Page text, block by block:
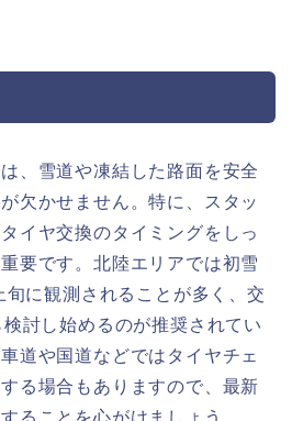
、雪道や凍結した路面を安全
欠かせません。特に、スタッ
イヤ交換のタイミングをしっ
要です。北陸エリアでは初雪
に観測されることが多く、交
討し始めるのが推奨されてい
道や国道などではタイヤチェ
る場合もありますので、最新
ることを心がけましょう。